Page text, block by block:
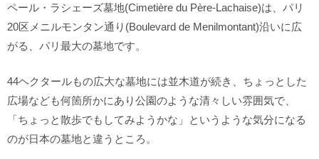
ペール・ラシェーズ墓地(Cimetière du Père-Lachaise)は、パリ
20区メニルモンタン通り(Boulevard de Menilmontant)沿いに広
がる、パリ最大の墓地です。
44ヘクタールもの広大な墓地には並木道が続き、ちょっとした
広場なども何箇所かにあり公園のような清々しい雰囲気で、
「ちょっと散歩でもしてみようかな」というような気分になる
のが日本の墓地と違うところ。